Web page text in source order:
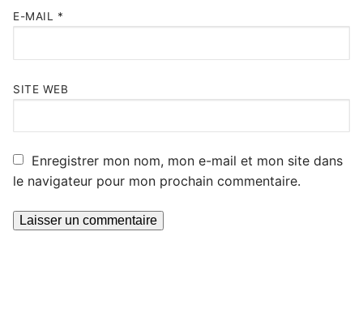
E-MAIL *
SITE WEB
Enregistrer mon nom, mon e-mail et mon site dans
le navigateur pour mon prochain commentaire.